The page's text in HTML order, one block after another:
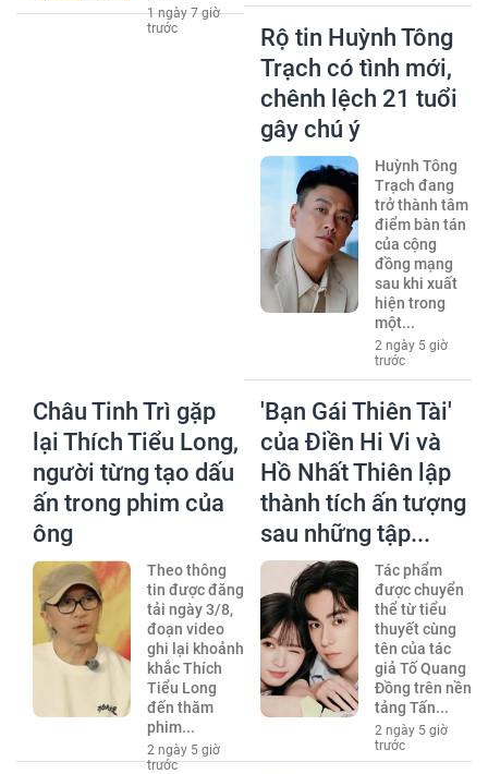
1 ngày 7 giờ
trước
Rộ tin Huỳnh Tông
Trạch có tình mới,
chênh lệch 21 tuổi
gây chú ý
Huỳnh Tông
Trạch đang
trở thành tâm
điểm bàn tán
của cộng
đồng mạng
sau khi xuất
hiện trong
một...
2 ngày 5 giờ
trước
Châu Tinh Trì gặp
lại Thích Tiểu Long,
người từng tạo dấu
ấn trong phim của
ông
Theo thông
tin được đăng
tải ngày 3/8,
đoạn video
ghi lại khoảnh
khắc Thích
Tiểu Long
đến thăm
phim...
2 ngày 5 giờ
trước
'Bạn Gái Thiên Tài'
của Điền Hi Vi và
Hồ Nhất Thiên lập
thành tích ấn tượng
sau những tập...
Tác phẩm
được chuyển
thể từ tiểu
thuyết cùng
tên của tác
giả Tố Quang
Đồng trên nền
tảng Tấn...
2 ngày 5 giờ
trước